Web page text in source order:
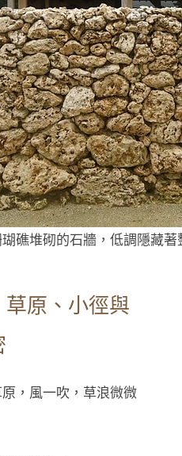
礁堆砌的石牆，低調隱藏
原、小徑與
，風一吹，草浪微微